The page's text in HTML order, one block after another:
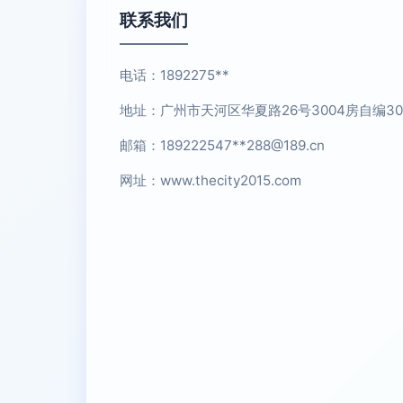
联系我们
电话：1892275**
地址：广州市天河区华夏路26号3004房自编
邮箱：189222547**288@189.cn
网址： www.thecity2015.com